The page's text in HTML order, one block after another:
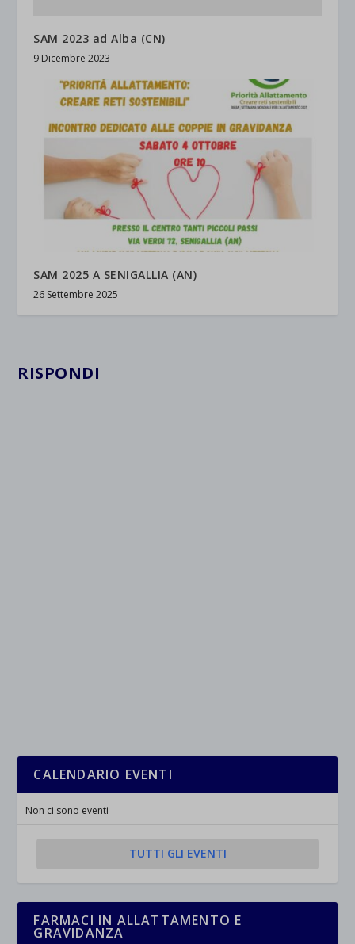
SAM 2023 ad Alba (CN)
9 Dicembre 2023
SAM 2025 A SENIGALLIA (AN)
26 Settembre 2025
RISPONDI
CALENDARIO EVENTI
Non ci sono eventi
TUTTI GLI EVENTI
FARMACI IN ALLATTAMENTO E
GRAVIDANZA